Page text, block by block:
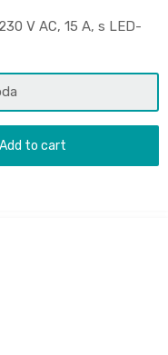
V AC, 15 A, s LED-
Add to cart